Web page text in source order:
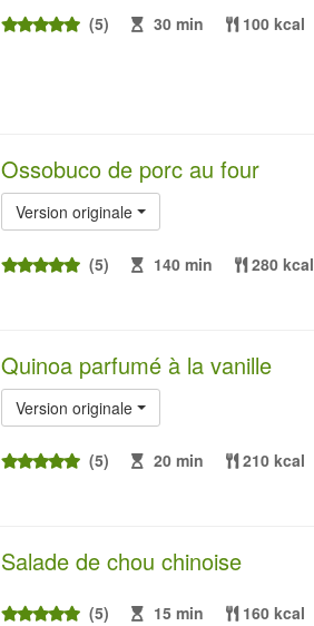
(5) 30 min 100 kcal
Ossobuco de porc au four
Version originale
(5) 140 min 280 kcal
Quinoa parfumé à la vanille
Version originale
(5) 20 min 210 kcal
Salade de chou chinoise
(5) 15 min 160 kcal